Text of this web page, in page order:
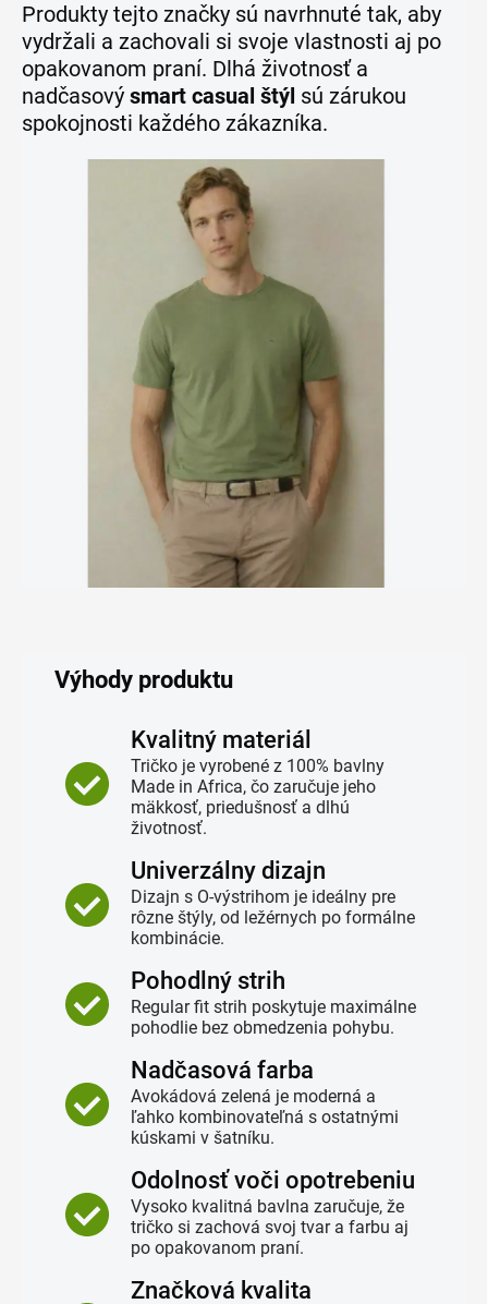
Produkty tejto značky sú navrhnuté tak, aby
vydržali a zachovali si svoje vlastnosti aj po
opakovanom praní. Dlhá životnosť a
nadčasový smart casual štýl sú zárukou
spokojnosti každého zákazníka.
Výhody produktu
Kvalitný materiál
Tričko je vyrobené z 100% bavlny
Made in Africa, čo zaručuje jeho
mäkkosť, priedušnosť a dlhú
životnosť.
Univerzálny dizajn
Dizajn s O-výstrihom je ideálny pre
rôzne štýly, od ležérnych po formálne
kombinácie.
Pohodlný strih
Regular fit strih poskytuje maximálne
pohodlie bez obmedzenia pohybu.
Nadčasová farba
Avokádová zelená je moderná a
ľahko kombinovateľná s ostatnými
kúskami v šatníku.
Odolnosť voči opotrebeniu
Vysoko kvalitná bavlna zaručuje, že
tričko si zachová svoj tvar a farbu aj
po opakovanom praní.
Značková kvalita